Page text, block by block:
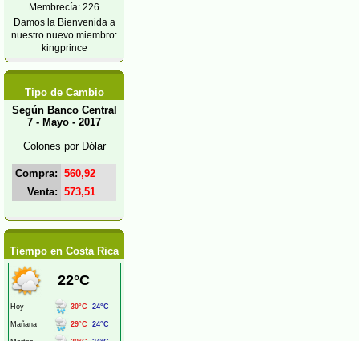
Membrecía: 226
Damos la Bienvenida a
nuestro nuevo miembro:
kingprince
Tipo de Cambio
Según Banco Central
7 - Mayo - 2017
Colones por Dólar
Compra: 560,92
Venta: 573,51
Tiempo en Costa Rica